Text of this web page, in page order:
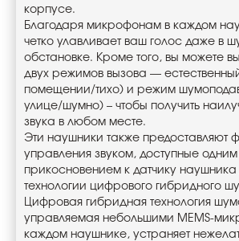
корпусе.
Благодаря микрофонам в каждом
четко улавливает ваш голос даже в
обстановке. Кроме того, вы можете
двух режимов вызова —
помещении/тихо) и режим
улице/шумно) – чтобы получить
звука в любом месте.
Эти наушники также предоставляют
управления звуком, доступные одним
прикосновением к датчику наушника
технологии цифрового гибридного
Цифровая гибридная технология
управляемая небольшими MEMS-
каждом наушнике, устраняет